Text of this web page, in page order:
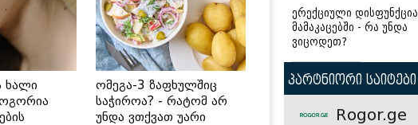
ხალი
ომეგა-3 ზაფხულშიც
საჭიროა? - რატომ არ
უნდა ვთქვათ უარი
ერექციული დისფუნქცია
მამაკაცებში - რა უნდა
ვიცოდეთ?
პარტნიორი საიტები
Rogor.ge